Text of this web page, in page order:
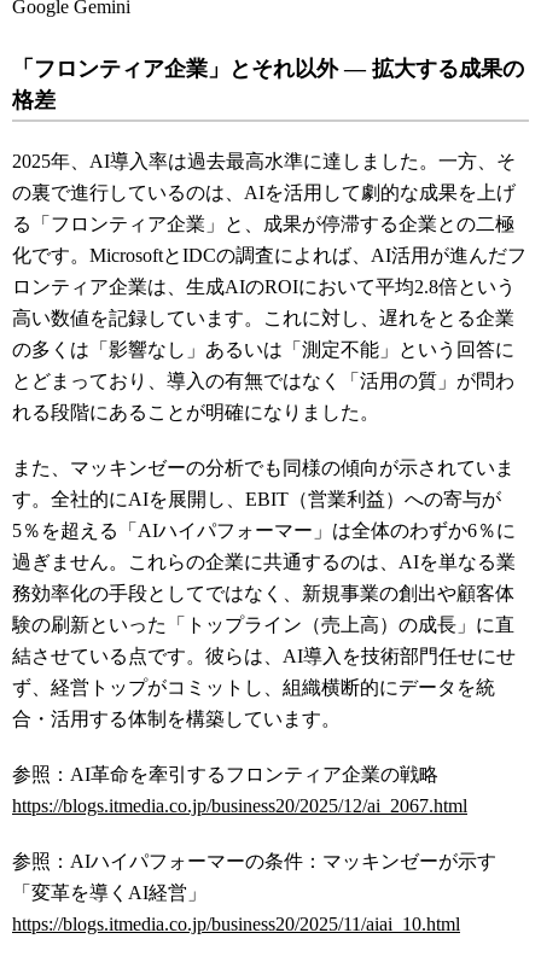
Google Gemini
「フロンティア企業」とそれ以外 ― 拡大する成果の
格差
2025年、AI導入率は過去最高水準に達しました。一方、そ
の裏で進行しているのは、AIを活用して劇的な成果を上げ
る「フロンティア企業」と、成果が停滞する企業との二極
化です。MicrosoftとIDCの調査によれば、AI活用が進んだフ
ロンティア企業は、生成AIのROIにおいて平均2.8倍という
高い数値を記録しています。これに対し、遅れをとる企業
の多くは「影響なし」あるいは「測定不能」という回答に
とどまっており、導入の有無ではなく「活用の質」が問わ
れる段階にあることが明確になりました。
また、マッキンゼーの分析でも同様の傾向が示されていま
す。全社的にAIを展開し、EBIT（営業利益）への寄与が
5％を超える「AIハイパフォーマー」は全体のわずか6％に
過ぎません。これらの企業に共通するのは、AIを単なる業
務効率化の手段としてではなく、新規事業の創出や顧客体
験の刷新といった「トップライン（売上高）の成長」に直
結させている点です。彼らは、AI導入を技術部門任せにせ
ず、経営トップがコミットし、組織横断的にデータを統
合・活用する体制を構築しています。
参照：AI革命を牽引するフロンティア企業の戦略
https://blogs.itmedia.co.jp/business20/2025/12/ai_2067.html
参照：AIハイパフォーマーの条件：マッキンゼーが示す
「変革を導くAI経営」
https://blogs.itmedia.co.jp/business20/2025/11/aiai_10.html